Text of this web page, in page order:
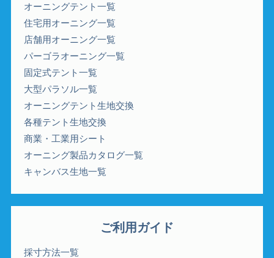
オーニングテント一覧
住宅用オーニング一覧
店舗用オーニング一覧
パーゴラオーニング一覧
固定式テント一覧
大型パラソル一覧
オーニングテント生地交換
各種テント生地交換
商業・工業用シート
オーニング製品カタログ一覧
キャンバス生地一覧
ご利用ガイド
採寸方法一覧